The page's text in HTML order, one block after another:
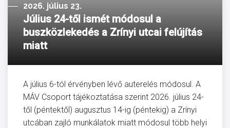
2026. július 23.
Július 24-től ismét módosul a
buszközlekedés a Zrínyi utcai felújítás
miatt
A július 6-tól érvényben lévő auterelés módosul. A
MÁV Csoport tájékoztatása szerint 2026. július 24-
től (péntektől) augusztus 14-ig (péntekig) a Zrínyi
utcában zajló munkálatok miatt módosul több helyi